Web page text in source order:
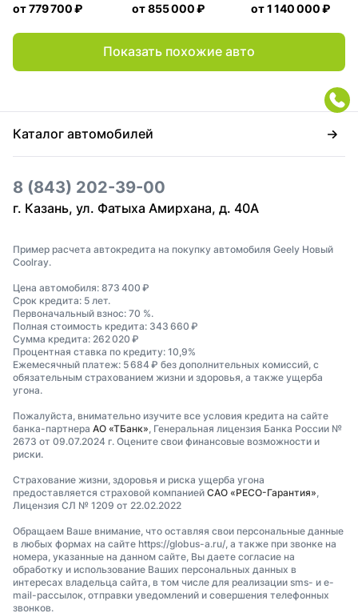
от779 700 ₽
от855 000 ₽
от1 140 000 ₽
Показать похожие авто
Каталог автомобилей
8 (843) 202-39-00
г. Казань, ул. Фатыха Амирхана, д. 40А
Пример расчета автокредита на покупку автомобиля Geely Новый
Coolray.
Цена автомобиля: 873 400 ₽
Срок кредита: 5 лет.
Первоначальный взнос: 70 %.
Полная стоимость кредита: 343 660 ₽
Сумма кредита: 262 020 ₽
Процентная ставка по кредиту: 10,9%
Ежемесячный платеж: 5 684 ₽ без дополнительных комиссий, с
обязательным страхованием жизни и здоровья, а также ущерба
угона.
Пожалуйста, внимательно изучите все условия кредита на сайте
банка-партнера АО «ТБанк» , Генеральная лицензия Банка России №
2673 от 09.07.2024 г. Оцените свои финансовые возможности и
риски.
Страхование жизни, здоровья и риска ущерба угона
предоставляется страховой компанией САО «РЕСО-Гарантия»
Лицензия СЛ № 1209 от 22.02.2022
Обращаем Ваше внимание, что оставляя свои персональные данные
в любых формах на сайте https://globus-a.ru/, а также при звонке на
номера, указанные на данном сайте, Вы даете согласие на
обработку и использование Ваших персональных данных в
интересах владельца сайта, в том числе для реализации sms- и e-
mail-рассылок, отправки уведомлений и совершения телефонных
звонков.